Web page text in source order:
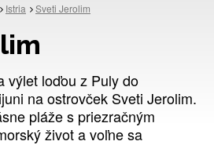
Istria Sveti Jerolim
výlet loďou z Puly do
na ostrovček Sveti Jerolim.
pláže s priezračným
život a voľne sa